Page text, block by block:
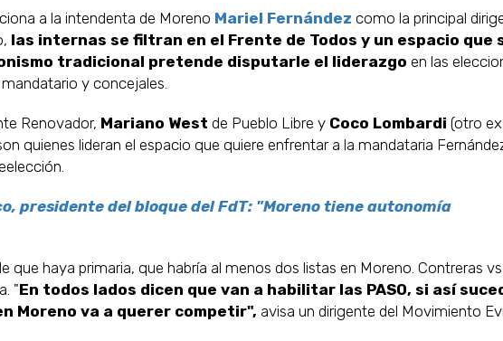
a la intendenta de Moreno Mariel Fernández como la principal
las internas se filtran en el Frente de Todos y un espacio que
tradicional pretende disputarle el liderazgo en las
y concejales.
Renovador, Mariano West de Pueblo Libre y Coco Lombardi (otro ex
quienes lideran el espacio que quiere enfrentar a la mandataria
presidente del bloque del FdT: "Moreno tiene autonomía
que haya primaria, que habría al menos dos listas en Moreno. Contreras vs
"En todos lados dicen que van a habilitar las PASO, si así
Moreno va a querer competir", avisa un dirigente del Movimiento